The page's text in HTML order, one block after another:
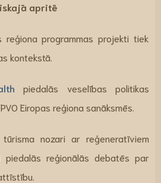
apritē
programmas projekti tiek
kontekstā.
piedalās veselības politikas
Eiropas reģiona sanāksmēs.
tūrisma nozari ar reģeneratīviem
piedalās reģionālās debatēs par